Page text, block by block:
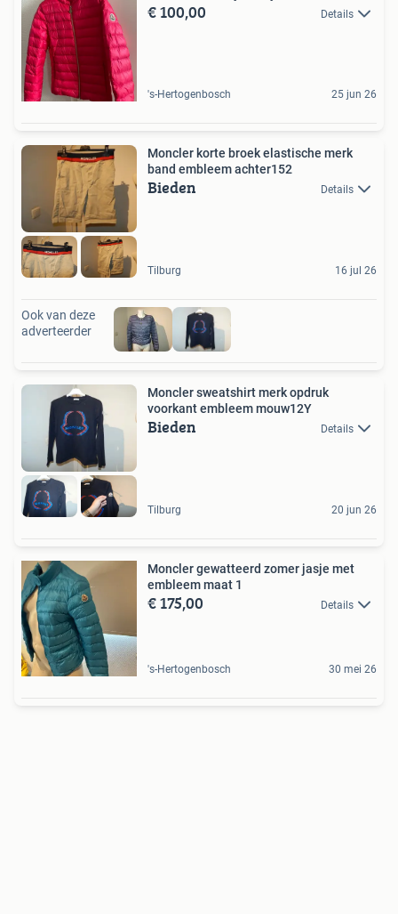
€ 100,00 Details
's-Hertogenbosch 25 jun 26
Moncler korte broek elastische merk
band embleem achter152
Bieden Details
Tilburg 16 jul 26
Ook van deze
adverteerder
Moncler sweatshirt merk opdruk
voorkant embleem mouw12Y
Bieden Details
Tilburg 20 jun 26
Moncler gewatteerd zomer jasje met
embleem maat 1
€ 175,00 Details
's-Hertogenbosch 30 mei 26